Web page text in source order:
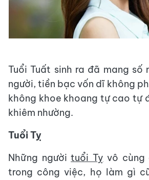
Tuổi Tuất sinh ra đã mang số
người, tiền bạc vốn dĩ không
không khoe khoang tự cao tự
khiêm nhường.
Tuổi Tỵ
Những ngườituổi Tỵ vô cùng
trong công việc, họ làm gì